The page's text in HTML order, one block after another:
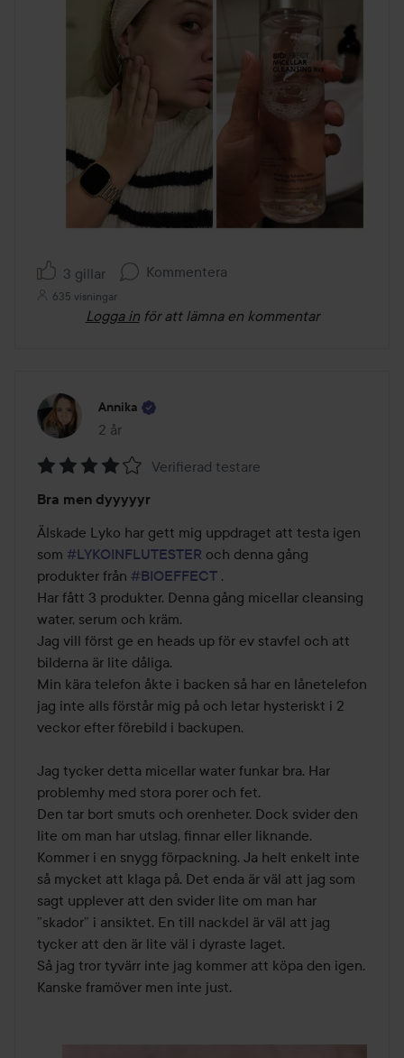
3 gillar Kommentera
635 visningar
Logga in för att lämna en kommentar
Annika
2 år
Inlägget skapades 2 år
4
av
5
Verifierad testare
Bra men dyyyyyr
Älskade Lyko har gett mig uppdraget att testa igen
som #LYKOINFLUTESTER och denna gång
produkter från #BIOEFFECT .
Har fått 3 produkter. Denna gång micellar cleansing
water, serum och kräm.
Jag vill först ge en heads up för ev stavfel och att
bilderna är lite dåliga.
Min kära telefon åkte i backen så har en lånetelefon
jag inte alls förstår mig på och letar hysteriskt i 2
veckor efter förebild i backupen.
Jag tycker detta micellar water funkar bra. Har
problemhy med stora porer och fet.
Den tar bort smuts och orenheter. Dock svider den
lite om man har utslag, finnar eller liknande.
Kommer i en snygg förpackning. Ja helt enkelt inte
så mycket att klaga på. Det enda är väl att jag som
sagt upplever att den svider lite om man har
”skador” i ansiktet. En till nackdel är väl att jag
tycker att den är lite väl i dyraste laget.
Så jag tror tyvärr inte jag kommer att köpa den igen.
Kanske framöver men inte just.